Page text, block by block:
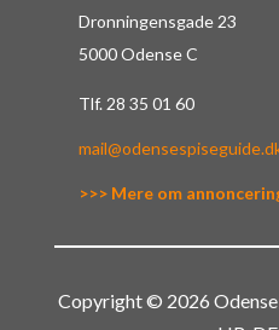
Dronningensgade 23
5000 Odense C
Tlf. 28 35 01 60
>>> Mere om
Copyright © 2026